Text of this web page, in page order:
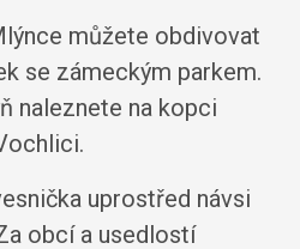
můžete obdivovat
se zámeckým parkem.
naleznete na kopci
uprostřed návsi
obcí a usedlostí